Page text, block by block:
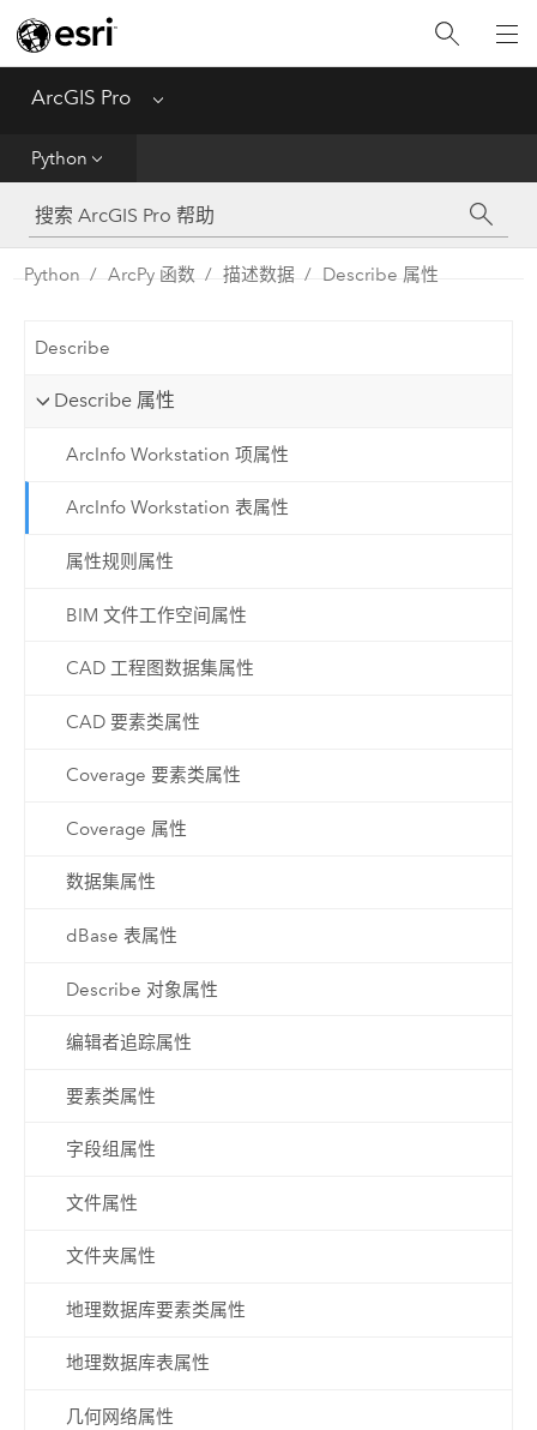
ArcGIS Pro Menu
Python
工具参考
Python
Python ArcPy 函数 描述数据 Describe 属性
Describe
Describe 属性
ArcInfo Workstation 项属性
ArcInfo Workstation 表属性
属性规则属性
BIM 文件工作空间属性
CAD 工程图数据集属性
CAD 要素类属性
Coverage 要素类属性
Coverage 属性
数据集属性
dBase 表属性
Describe 对象属性
编辑者追踪属性
要素类属性
字段组属性
文件属性
文件夹属性
地理数据库要素类属性
地理数据库表属性
几何网络属性